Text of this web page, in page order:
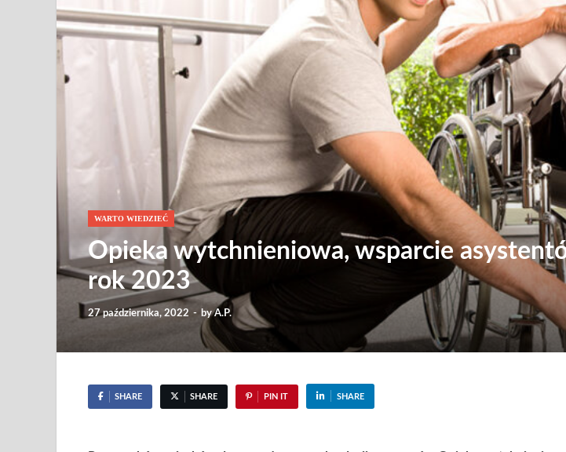
WARTO WIEDZIEĆ
Opieka wytchnieniowa, wsparcie
rok 2023
27 października, 2022 - byA.P.
SHARE SHARE PIN IT SHARE